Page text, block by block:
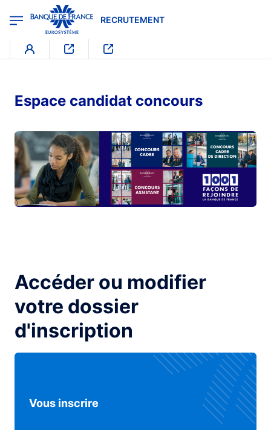
Aller au contenu principal
RECRUTEMENT - Menu Principal
RECRUTEMENT
Espace candidat concours
Accéder ou modifier
votre dossier
d'inscription
Vous inscrire